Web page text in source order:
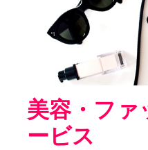
美容・ファ
ービス